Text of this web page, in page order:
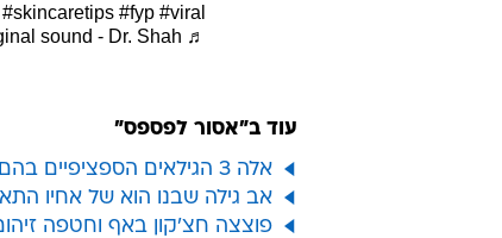
#skincaretips #fyp #viral
♬ original sound - Dr. Shah
עוד ב"אסור לפספס"
אלה 3 הגילאים הספציפיים בהם הגוף שלנו מזדקן הכי הרבה
אב גילה שבנו הוא של אחיו
פוצצה חצ'קון באף וחטפה